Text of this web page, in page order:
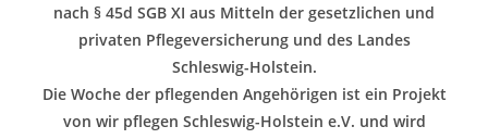
nach § 45d SGB XI aus Mitteln der gesetzlichen und
privaten Pflegeversicherung und des Landes
Schleswig-Holstein.
Die Woche der pflegenden Angehörigen ist ein Projekt
von wir pflegen Schleswig-Holstein e.V. und wird